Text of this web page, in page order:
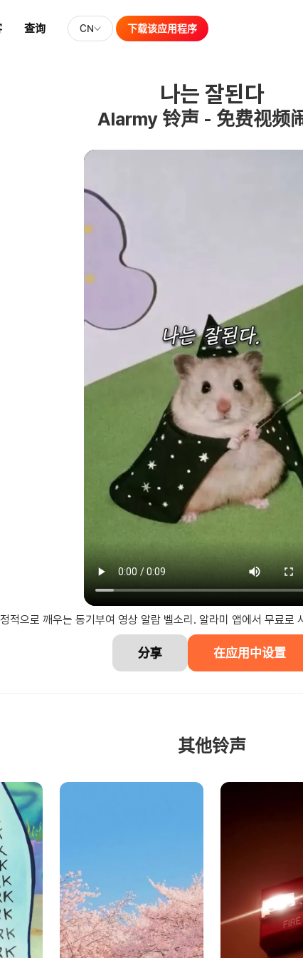
查询 CN 下载该应用程序
나는 잘된다
Alarmy 铃声 - 免费视频
적으로 깨우는 동기부여 영상 알람 벨소리. 알라미 앱에서 무료로
分享 在应用中设置
其他铃声